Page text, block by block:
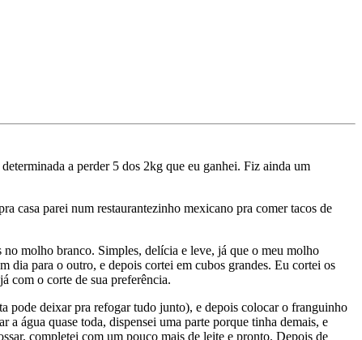
a perder 5 dos 2kg que eu ganhei. Fiz ainda um
casa parei num restaurantezinho mexicano pra comer tacos de
molho branco. Simples, delícia e leve, já que o meu molho
dia para o outro, e depois cortei em cubos grandes. Eu cortei os
com o corte de sua preferência.
pode deixar pra refogar tudo junto), e depois colocar o franguinho
água quase toda, dispensei uma parte porque tinha demais, e
completei com um pouco mais de leite e pronto. Depois de